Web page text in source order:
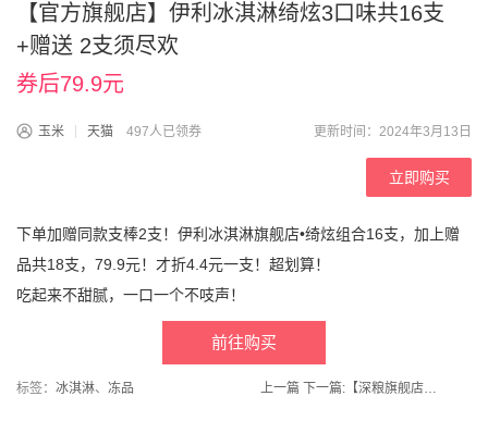
【官方旗舰店】伊利冰淇淋绮炫3口味共16支
+赠送 2支须尽欢
券后79.9元
玉米 天猫 497人已领券 更新时间：2024年3月13日
立即购买
下单加赠同款支棒2支！伊利冰淇淋旗舰店•绮炫组合16支，加上赠
品共18支，79.9元！才折4.4元一支！超划算！
吃起来不甜腻，一口一个不吱声！
前往购买
标签： 冰淇淋、 冻品 上一篇 下一篇: 【深粮旗舰店】执行标准GB/T19266！五常大米东北大米粳米5kg